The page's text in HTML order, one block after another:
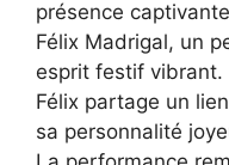
présence
Félix Madrigal, un
esprit festif vibrant.
Félix partage un
sa personnalité